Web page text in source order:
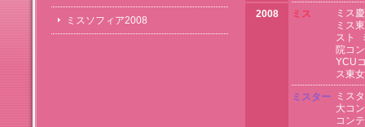
ミスソフィア2008
2008 ミス
ミス
ミス
スト
院コ
YCU
ス東
ミスター
ミス
大コ
コン